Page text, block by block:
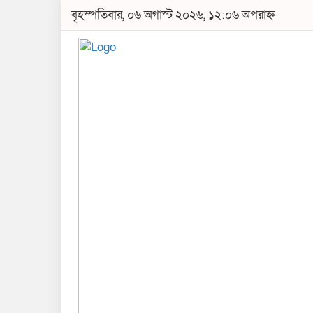
বৃহস্পতিবার, ০৬ অগাস্ট ২০২৬, ১২:০৬ অপরাহ্ন